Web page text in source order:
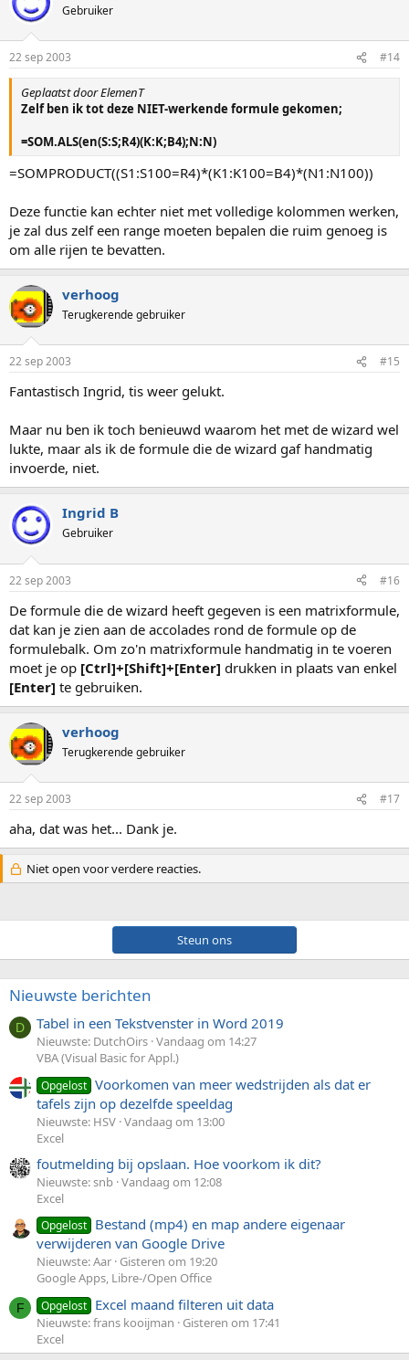
Gebruiker
22 sep 2003 #14
Geplaatst door ElemenT
Zelf ben ik tot deze NIET-werkende formule gekomen;
=SOM.ALS(en(S:S;R4)(K:K;B4);N:N)
=SOMPRODUCT((S1:S100=R4)*(K1:K100=B4)*(N1:N100))
Deze functie kan echter niet met volledige kolommen werken,
je zal dus zelf een range moeten bepalen die ruim genoeg is
om alle rijen te bevatten.
verhoog
Terugkerende gebruiker
22 sep 2003 #15
Fantastisch Ingrid, tis weer gelukt.
Maar nu ben ik toch benieuwd waarom het met de wizard wel
lukte, maar als ik de formule die de wizard gaf handmatig
invoerde, niet.
Ingrid B
Gebruiker
22 sep 2003 #16
De formule die de wizard heeft gegeven is een matrixformule,
dat kan je zien aan de accolades rond de formule op de
formulebalk. Om zo'n matrixformule handmatig in te voeren
moet je op [Ctrl]+[Shift]+[Enter] drukken in plaats van enkel
[Enter] te gebruiken.
verhoog
Terugkerende gebruiker
22 sep 2003 #17
aha, dat was het... Dank je.
Niet open voor verdere reacties.
Steun ons
Nieuwste berichten
D Tabel in een Tekstvenster in Word 2019
Nieuwste: DutchOirs Vandaag om 14:27
VBA (Visual Basic for Appl.)
Opgelost Voorkomen van meer wedstrijden als dat er
tafels zijn op dezelfde speeldag
Nieuwste: HSV Vandaag om 13:00
Excel
foutmelding bij opslaan. Hoe voorkom ik dit?
Nieuwste: snb Vandaag om 12:08
Excel
Opgelost Bestand (mp4) en map andere eigenaar
verwijderen van Google Drive
Nieuwste: Aar Gisteren om 19:20
Google Apps, Libre-/Open Office
F Opgelost Excel maand filteren uit data
Nieuwste: frans kooijman
Gisteren om 17:41
Excel